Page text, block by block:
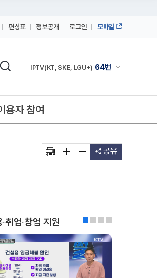
편성표 정보공개 로그인 모바일
검색 채널안내 펼쳐
IPTV(KT, SKB, LGU+) 64번
스카이라이프
용자 참여
공유
·취업·창업 지원 0
1
2
3